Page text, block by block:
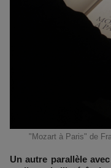
"Mozart à Paris" de
Un autre parallèle avec « Lomax » où vous écrivez « Nous